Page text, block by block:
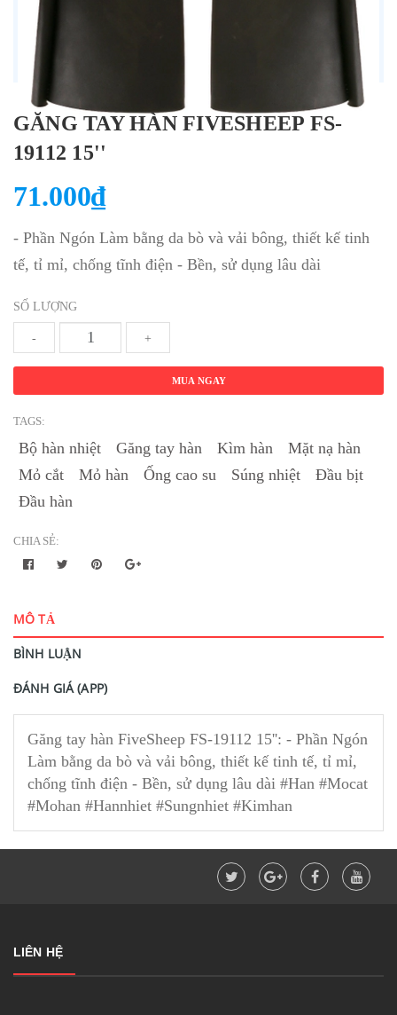
GĂNG TAY HÀN FIVESHEEP FS-
19112 15''
71.000₫
- Phần Ngón Làm bằng da bò và vải bông, thiết kế tinh
tế, tỉ mỉ, chống tĩnh điện - Bền, sử dụng lâu dài
SỐ LƯỢNG
- +
MUA NGAY
TAGS:
Bộ hàn nhiệt Găng tay hàn Kìm hàn
Mặt nạ hàn
Mỏ cắt
Mỏ hàn Ống cao su Súng nhiệt
Đầu bịt
Đầu hàn
CHIA SẺ:
MÔ TẢ
BÌNH LUẬN
ĐÁNH GIÁ (APP)
Găng tay hàn FiveSheep FS-19112 15'': - Phần Ngón
Làm bằng da bò và vải bông, thiết kế tinh tế, tỉ mỉ,
chống tĩnh điện - Bền, sử dụng lâu dài #Han #Mocat
#Mohan #Hannhiet #Sungnhiet #Kimhan
LIÊN HỆ